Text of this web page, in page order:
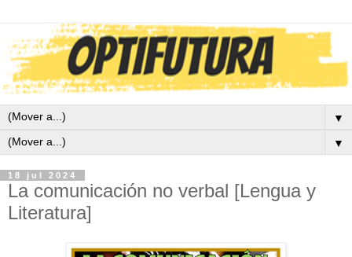
▼
▼
18 jul 2024
La comunicación no verbal [Lengua y
Literatura]